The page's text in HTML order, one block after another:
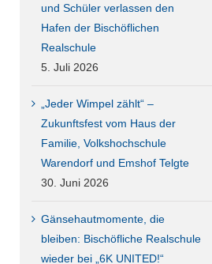
und Schüler verlassen den
Hafen der Bischöflichen
Realschule
5. Juli 2026
„Jeder Wimpel zählt“ –
Zukunftsfest vom Haus der
Familie, Volkshochschule
Warendorf und Emshof Telgte
30. Juni 2026
Gänsehautmomente, die
bleiben: Bischöfliche Realschule
wieder bei „6K UNITED!“